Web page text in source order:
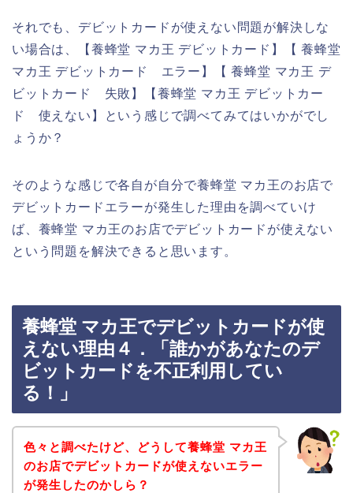
それでも、デビットカードが使えない問題が解決しな
い場合は、【養蜂堂 マカ王 デビットカード】【 養蜂堂
マカ王 デビットカード エラー】【 養蜂堂 マカ王 デ
ビットカード 失敗】【養蜂堂 マカ王 デビットカー
ド 使えない】という感じで調べてみてはいかがでし
ょうか？
そのような感じで各自が自分で養蜂堂 マカ王のお店で
デビットカードエラーが発生した理由を調べていけ
ば、養蜂堂 マカ王のお店でデビットカードが使えない
という問題を解決できると思います。
養蜂堂 マカ王でデビットカードが使
えない理由４．「誰かがあなたのデ
ビットカードを不正利用してい
る！」
色々と調べたけど、どうして養蜂堂 マカ王
のお店でデビットカードが使えないエラー
が発生したのかしら？